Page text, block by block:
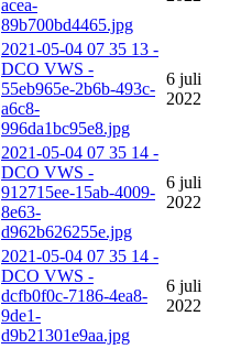
acea-
89b700bd4465.jpg
2021-05-04 07 35 13 -
DCO VWS -
55eb965e-2b6b-493c-
a6c8-
996da1bc95e8.jpg
6 juli
2022
2021-05-04 07 35 14 -
DCO VWS -
912715ee-15ab-4009-
8e63-
d962b626255e.jpg
6 juli
2022
2021-05-04 07 35 14 -
DCO VWS -
dcfb0f0c-7186-4ea8-
9de1-
d9b21301e9aa.jpg
6 juli
2022